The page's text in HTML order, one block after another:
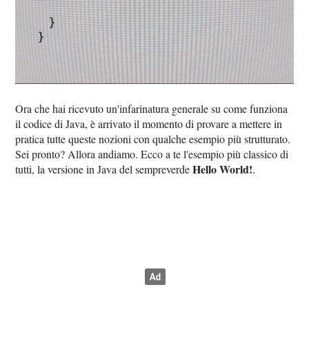
Ora che hai ricevuto un'infarinatura generale su come funziona
il codice di Java, è arrivato il momento di provare a mettere in
pratica tutte queste nozioni con qualche esempio più strutturato.
Sei pronto? Allora andiamo. Ecco a te l'esempio più classico di
tutti, la versione in Java del sempreverdeHello World!.